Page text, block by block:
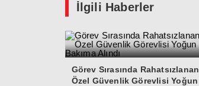
İlgili Haberler
Görev Sırasında Rahatsızlanan
Özel Güvenlik Görevlisi Yoğun